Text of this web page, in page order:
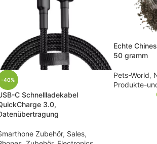
-40%
C Schnellladekabel
3.0,
Zubehör, Sales,
Echte
50 gramm
Pets-World,
Produkte-